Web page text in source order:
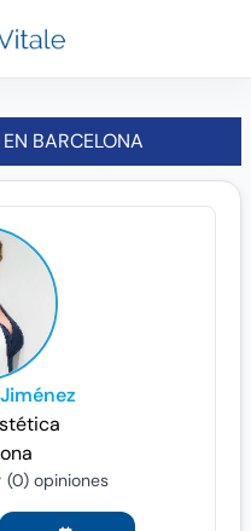
BARCELONA
(0) opiniones